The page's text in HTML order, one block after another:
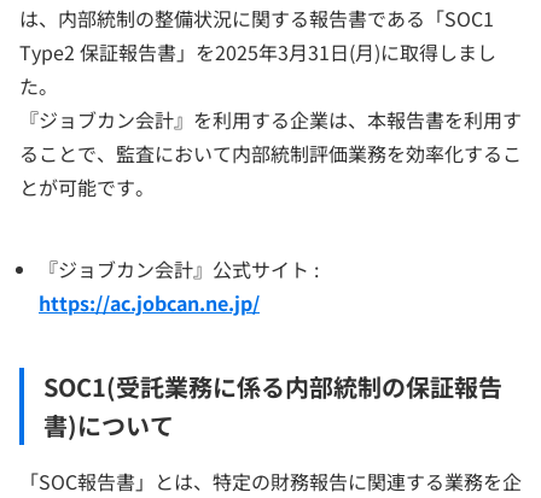
は、内部統制の整備状況に関する報告書である「SOC1
Type2 保証報告書」を2025年3月31日(月)に取得しまし
た。
『ジョブカン会計』を利用する企業は、本報告書を利用す
ることで、監査において内部統制評価業務を効率化するこ
とが可能です。
『ジョブカン会計』公式サイト :
https://ac.jobcan.ne.jp/
SOC1(受託業務に係る内部統制の保証報告
書)について
「SOC報告書」とは、特定の財務報告に関連する業務を企